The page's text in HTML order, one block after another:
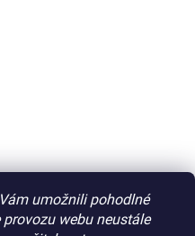
umožnili pohodlné
webu neustále